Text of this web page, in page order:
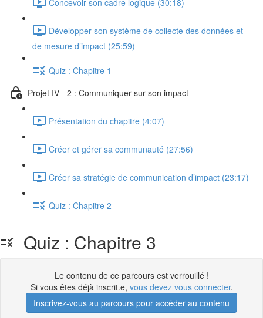
Développer son système de collecte des données et
de mesure d’impact (25:59)
Quiz : Chapitre 1
Projet IV - 2 : Communiquer sur son impact
Présentation du chapitre (4:07)
Créer et gérer sa communauté (27:56)
Créer sa stratégie de communication d’impact (23:17)
Quiz : Chapitre 2
Quiz : Chapitre 3
Le contenu de ce parcours est verrouillé !
Si vous êtes déjà inscrit.e, vous devez vous connecter.
Inscrivez-vous au parcours pour accéder au contenu